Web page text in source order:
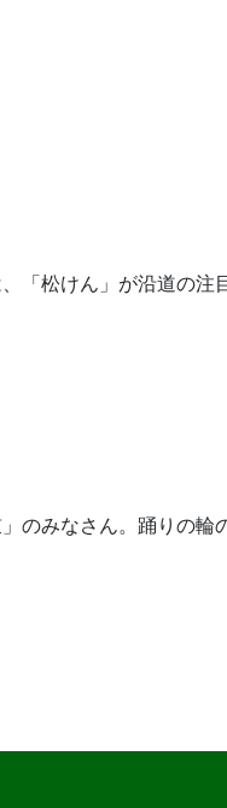
松けん」が沿道の注
のみなさん。踊りの輪